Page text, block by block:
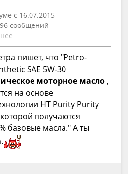
с 16.07.2015
сообщений
пишет, что "Petro-
SAE 5W-30
моторное масло ,
на основе
HT Purity Purity
получаются
базовые масла." А ты